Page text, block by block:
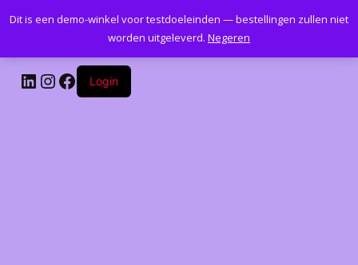
Kantoormeubelenplus.com
LinkedIn
Instagram
Facebook
Login
Dit is een demo-winkel voor testdoeleinden — bestellingen zullen niet
worden uitgeleverd. Negeren